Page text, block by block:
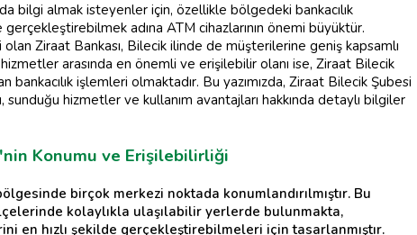
bilgi almak isteyenler için, özellikle bölgedeki bankacılık
adına ATM cihazlarının önemi büyüktür.
olan Ziraat Bankası, Bilecik ilinde de müşterilerine geniş kapsamlı
arasında en önemli ve erişilebilir olanı ise, Ziraat Bilecik
işlemleri olmaktadır. Bu yazımızda, Ziraat Bilecik Şubesi
hizmetler ve kullanım avantajları hakkında detaylı bilgiler
Konumu ve Erişilebilirliği
birçok merkezi noktada konumlandırılmıştır. Bu
kolaylıkla ulaşılabilir yerlerde bulunmakta,
en hızlı şekilde gerçekleştirebilmeleri için tasarlanmıştır.